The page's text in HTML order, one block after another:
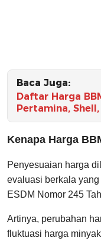
Baca Juga:
Daftar Harga
Pertamina,
Kenapa Harga
Penyesuaian harga
evaluasi berkala
ESDM Nomor 245
Artinya, perubahan
fluktuasi harga